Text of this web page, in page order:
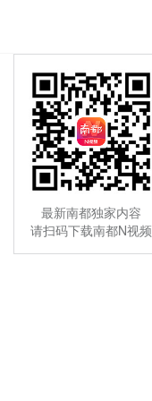
最新南都独家内容
请扫码下载南都N视频